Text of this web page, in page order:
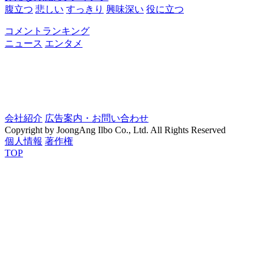
腹立つ 悲しい すっきり 興味深い 役に立つ
コメントランキング
ニュース エンタメ
会社紹介 広告案内・お問い合わせ
Copyright by JoongAng Ilbo Co., Ltd. All Rights Reserved
個人情報 著作権
TOP